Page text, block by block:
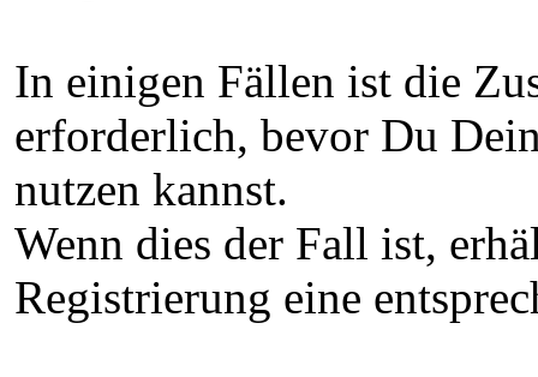
In einigen Fällen ist die
erforderlich, bevor Du
nutzen kannst.
Wenn dies der Fall ist,
Registrierung eine